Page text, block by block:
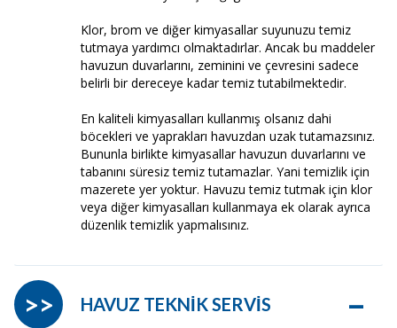
Klor, brom ve diğer kimyasallar suyunuzu temiz
tutmaya yardımcı olmaktadırlar. Ancak bu maddeler
havuzun duvarlarını, zeminini ve çevresini sadece
belirli bir dereceye kadar temiz tutabilmektedir.
En kaliteli kimyasalları kullanmış olsanız dahi
böcekleri ve yaprakları havuzdan uzak tutamazsınız.
Bununla birlikte kimyasallar havuzun duvarlarını ve
tabanını süresiz temiz tutamazlar. Yani temizlik için
mazerete yer yoktur. Havuzu temiz tutmak için klor
veya diğer kimyasalları kullanmaya ek olarak ayrıca
düzenlik temizlik yapmalısınız.
HAVUZ TEKNİK SERVİS –
>>